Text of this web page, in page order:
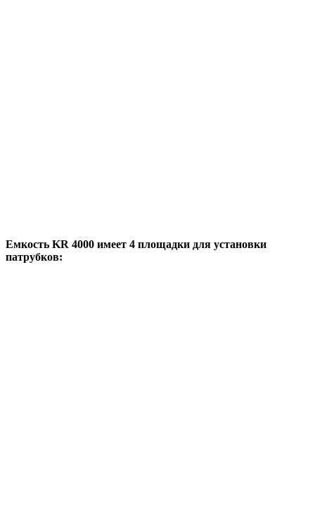
Емкость KR 4000 имеет 4 площадки для установки
патрубков: